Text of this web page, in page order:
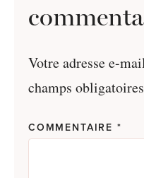
Votre adresse e-
champs
COMMENTAIRE *